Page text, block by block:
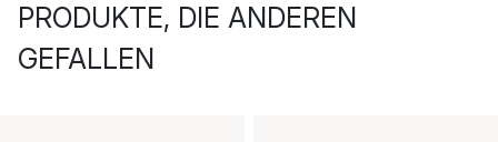
PRODUKTE, DIE ANDEREN
GEFALLEN